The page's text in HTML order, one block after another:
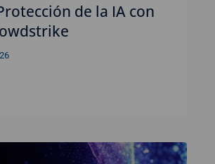
de la IA con